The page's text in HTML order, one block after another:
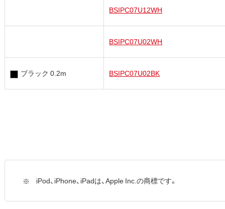
BSIPC07U12WH
BSIPC07U02WH
ブラック 0.2m BSIPC07U02BK
iPod、iPhone、iPadは、Apple Inc.の商標です。